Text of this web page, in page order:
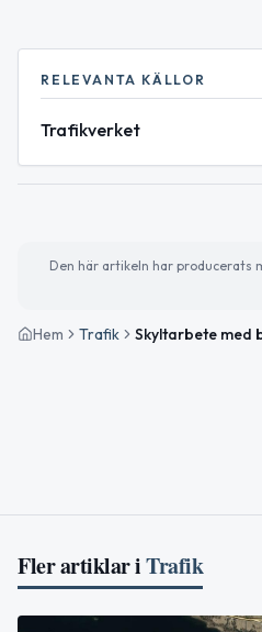
RELEVANTA KÄLLOR
Trafikverket
Den här artikeln har producerats
Hem Trafik
Fler artiklar iTrafik